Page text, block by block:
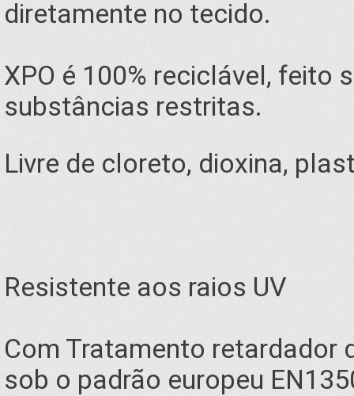
diretamente no tecido.
XPO é 100% reciclável, feito
substâncias restritas.
Livre de cloreto, dioxina,
Resistente aos raios UV
Com Tratamento
sob o padrão europeu